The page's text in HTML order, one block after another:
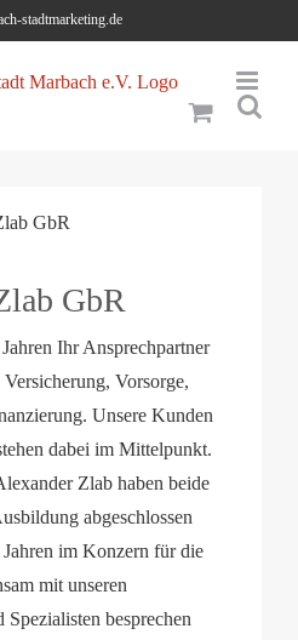
stadtmarketing.de
GbR
Ihr Ansprechpartner
Vorsorge,
Unsere Kunden
dabei im Mittelpunkt.
Zlab haben beide
abgeschlossen
im Konzern für die
mit unseren
besprechen